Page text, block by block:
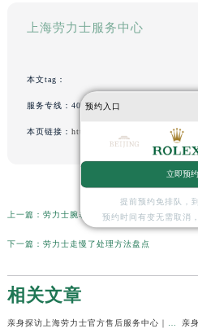
上海劳力士服务中心
本文tag：
服务专线： 400-805-0023
本页链接： http://www.shrolex.cn/
上一篇： 劳力士腕表外观有划痕解决方法大全
下一篇： 劳力士走慢了处理方法盘点
相关文章
亲身探访上海劳力士官方售后服务中心｜网点地址及官方热线（2026年7月最新）
预约入口
立即预约
提前预约免排队，
预约时间有变无需取消